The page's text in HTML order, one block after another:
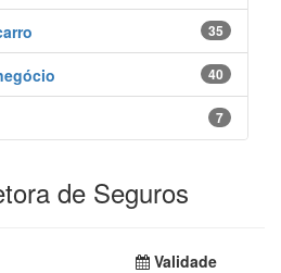
35
40
7
de Seguros
Validade